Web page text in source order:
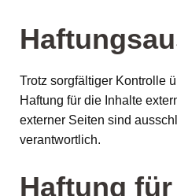
Trotz sorgfältiger Kontrolle
Haftung für die Inhalte
externer Seiten sind
verantwortlich.
Haftung